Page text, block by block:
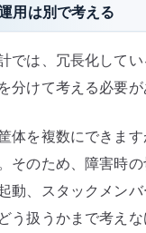
用は別で考える
では、冗長化して
分けて考える必要が
体を複数にできま
そのため、障害時
動、スタックメン
う扱うかまで考え